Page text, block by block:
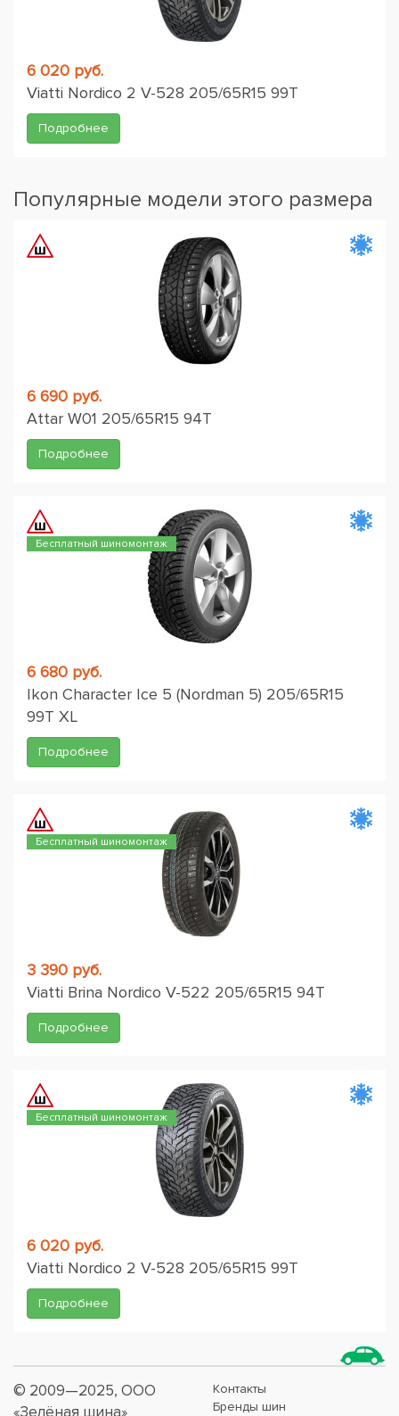
6 020 руб.
Viatti Nordico 2 V-528 205/65R15 99T
Подробнее
Популярные модели этого размера
6 690 руб.
Attar W01 205/65R15 94T
Подробнее
Бесплатный шиномонтаж
6 680 руб.
Ikon Character Ice 5 (Nordman 5) 205/65R15
99T XL
Подробнее
Бесплатный шиномонтаж
3 390 руб.
Viatti Brina Nordico V-522 205/65R15 94T
Подробнее
Бесплатный шиномонтаж
6 020 руб.
Viatti Nordico 2 V-528 205/65R15 99T
Подробнее
© 2009—2025, ООО
«Зелёная шина»
Контакты
Бренды шин